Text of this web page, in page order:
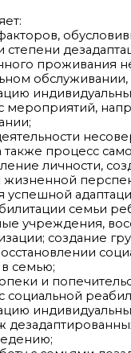
проживания
также процесс
личности,
успешной
семьи
учреждения,
создание
семью;
и